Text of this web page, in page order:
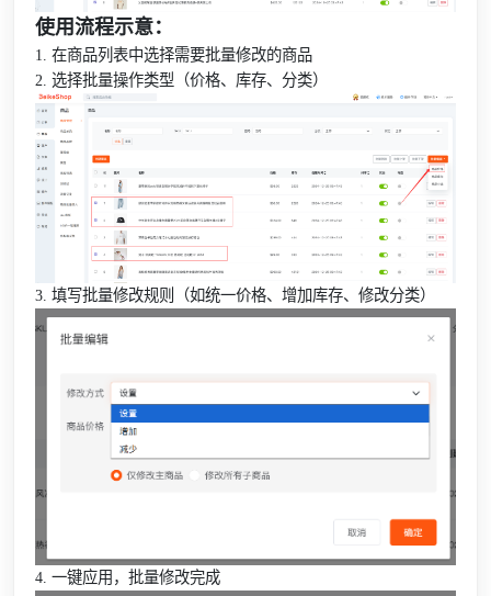
使用流程示意：
1. 在商品列表中选择需要批量修改的商品
2. 选择批量操作类型（价格、库存、分类）
3. 填写批量修改规则（如统一价格、增加库存、修改分类）
4. 一键应用，批量修改完成